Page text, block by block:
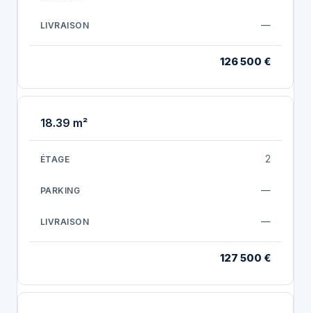
—
126 500 €
18.39 m²
2
—
—
127 500 €